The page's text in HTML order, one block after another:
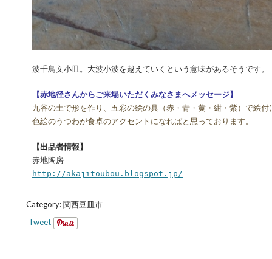
波千鳥文小皿。大波小波を越えていくという意味があるそうです。
【赤地径さんからご来場いただくみなさまへメッセージ】
九谷の土で形を作り、五彩の絵の具（赤・青・黄・紺・紫）で絵付
色絵のうつわが食卓のアクセントになればと思っております。
【出品者情報】
赤地陶房
http://akajitoubou.blogspot.jp/
Category:関西豆皿市
Tweet